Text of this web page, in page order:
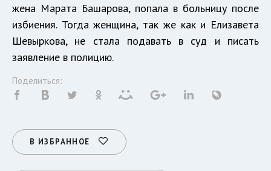
жена Марата Башарова, попала в больницу после
избиения. Тогда женщина, так же как и Елизавета
Шевыркова, не стала подавать в суд и писать
заявление в полицию.
Поделиться:
В ИЗБРАННОЕ